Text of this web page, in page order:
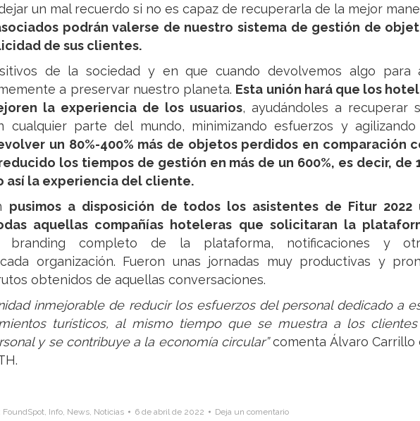
un mal recuerdo si no es capaz de recuperarla de la mejor
podrán valerse de nuestro sistema de gestión de
de sus clientes.
de la sociedad y en que cuando devolvemos algo para
a preservar nuestro planeta. Esta unión hará que los
la experiencia de los usuarios, ayudándoles a recuperar
cualquier parte del mundo, minimizando esfuerzos y
un 80%-400% más de objetos perdidos en comparación
los tiempos de gestión en más de un 600%, es decir, de
así la experiencia del cliente.
pusimos a disposición de todos los asistentes de Fitur 2022
aquellas compañías hoteleras que solicitaran la
completo de la plataforma, notificaciones y
organización. Fueron unas jornadas muy productivas y
obtenidos de aquellas conversaciones.
inmejorable de reducir los esfuerzos del personal dedicado a
turísticos, al mismo tiempo que se muestra a los
y se contribuye a la economía circular”comenta Álvaro Carrillo
FoundSpot, Info, News, Noticias 6 de abril de 2022 Deja un comentario